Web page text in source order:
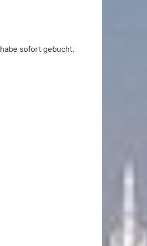
sofort gebucht.